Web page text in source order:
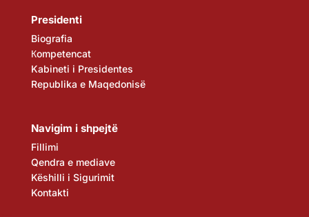
Presidenti
Biografia
Кompetencat
Kabineti i Presidentes
Republika e Maqedonisë
Navigim i shpejtë
Fillimi
Qendra e mediave
Këshilli i Sigurimit
Kontakti